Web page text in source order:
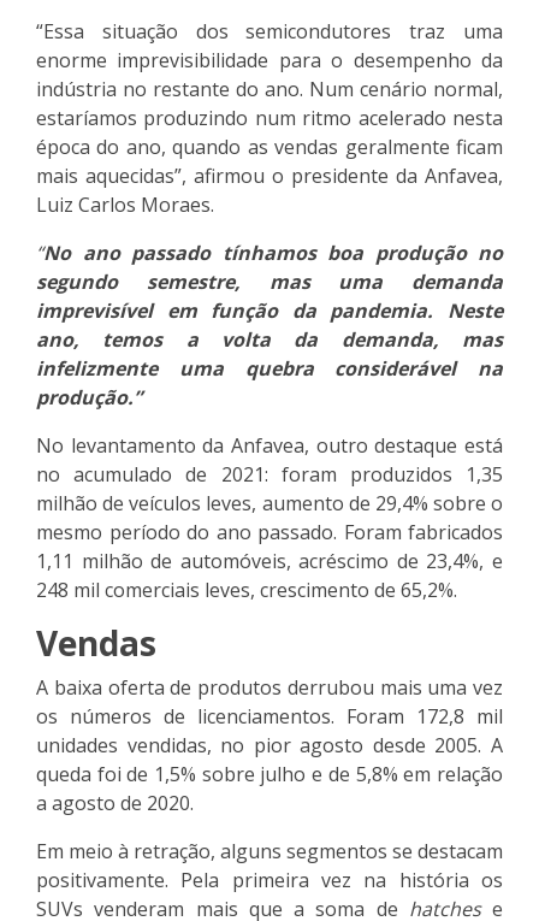
“Essa situação dos semicondutores traz uma
enorme imprevisibilidade para o desempenho da
indústria no restante do ano. Num cenário normal,
estaríamos produzindo num ritmo acelerado nesta
época do ano, quando as vendas geralmente ficam
mais aquecidas”, afirmou o presidente da Anfavea,
Luiz Carlos Moraes.
“No ano passado tínhamos boa produção no
segundo semestre, mas uma demanda
imprevisível em função da pandemia. Neste
ano, temos a volta da demanda, mas
infelizmente uma quebra considerável na
produção.”
No levantamento da Anfavea, outro destaque está
no acumulado de 2021: foram produzidos 1,35
milhão de veículos leves, aumento de 29,4% sobre o
mesmo período do ano passado. Foram fabricados
1,11 milhão de automóveis, acréscimo de 23,4%, e
248 mil comerciais leves, crescimento de 65,2%.
Vendas
A baixa oferta de produtos derrubou mais uma vez
os números de licenciamentos. Foram 172,8 mil
unidades vendidas, no pior agosto desde 2005. A
queda foi de 1,5% sobre julho e de 5,8% em relação
a agosto de 2020.
Em meio à retração, alguns segmentos se destacam
positivamente. Pela primeira vez na história os
SUVs venderam mais que a soma de hatchese